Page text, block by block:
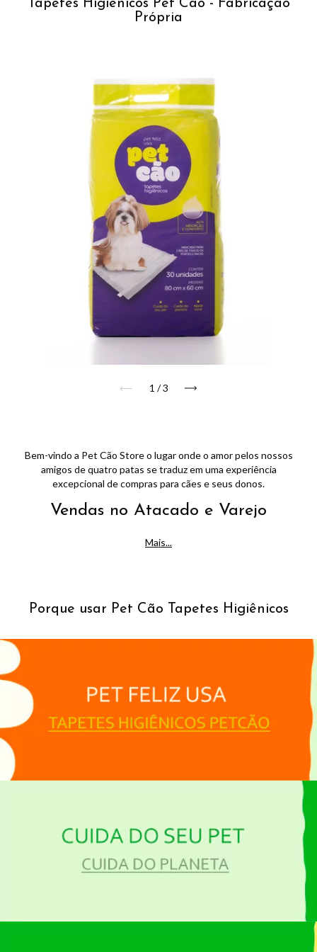
Tapetes Higiênicos Pet Cão - Fabricação
Própria
1 /3
Bem-vindo a Pet Cão Store o lugar onde o amor pelos nossos
amigos de quatro patas se traduz em uma experiência
excepcional de compras para cães e seus donos.
Vendas no Atacado e Varejo
Mais...
Porque usar Pet Cão Tapetes Higiênicos